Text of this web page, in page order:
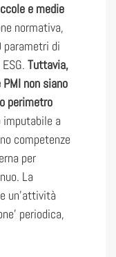
e medie
normativa,
parametri di
Tuttavia,
non siano
perimetro
imputabile a
competenze
per
La
un’attività
periodica,